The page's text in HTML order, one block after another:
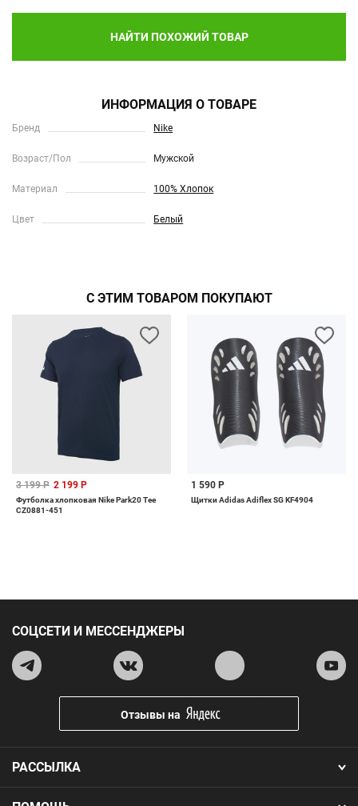
НАЙТИ ПОХОЖИЙ ТОВАР
ИНФОРМАЦИЯ О ТОВАРЕ
Бренд Nike
Возраст/Пол Мужской
Материал 100% Хлопок
Цвет Белый
С ЭТИМ ТОВАРОМ ПОКУПАЮТ
3 199 Р 2 199 Р
Футболка хлопковая Nike Park20 Tee
CZ0881-451
1 590 Р
Щитки Adidas Adiflex SG KF4904
РАССЫЛКА
СОЦСЕТИ И МЕССЕНДЖЕРЫ
Отзывы на